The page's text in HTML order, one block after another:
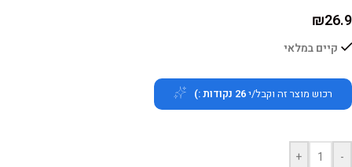
₪26.9
קיים במלאי
רכוש מוצר זה וקבל/י26 נקודות :)
-
+